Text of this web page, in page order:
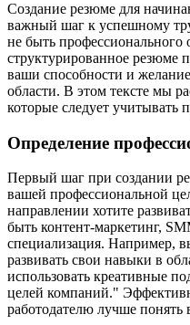
Создание резюме для
важный шаг к успешному
не быть профессионального
структурированное резюме
ваши способности и
области. В этом тексте мы
которые следует учитывать
Определение
Первый шаг при создании
вашей профессиональной
направлении хотите
быть контент-маркетинг,
специализация. Например,
развивать свои навыки в
использовать креативные
целей компаний."
работодателю лучше